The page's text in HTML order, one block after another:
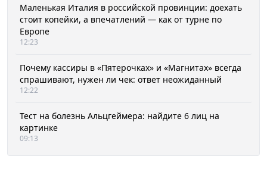
Маленькая Италия в российской провинции: доехать
стоит копейки, а впечатлений — как от турне по
Европе
12:23
Почему кассиры в «Пятерочках» и «Магнитах» всегда
спрашивают, нужен ли чек: ответ неожиданный
12:22
Тест на болезнь Альцгеймера: найдите 6 лиц на
картинке
09:13